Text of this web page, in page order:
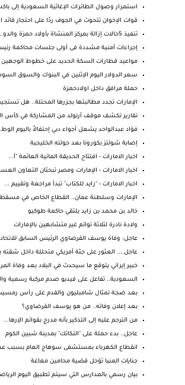
استمرار وصول الطائرات الإغاثية السعودية إلى
قوات الإخوان تتحوث في الجوف ردًا على احتجاز قائد
تنفيذ 5حالات إزالة بمركز المنشاة بأولاد حمزة والدو...
إجراءات أمنية مشددة فى أولى جلسات محاكمة
مواعيد قطارات السكة الحديد على خطوط الوجهين
سعر الدولار اليوم الإثنين في البنوك والسوق
حملة مرافق داخل اولادحمزة
الإمارات تجدد مطالبتها بجزرها المحتلة.. هل
تقارير تكشف موقف أرنولد من المشاركة في كأس
فؤاد عبدالواحد يشعل أجواء دبي إحتفالاً باليوم
إصابة شولتز بكورونا بعد جولته الخليجية
اخبار الامارات - افتتاح الحديقة المائية العائمة "أ...
اخبار الامارات - الإمارات ومصر تبحثان التعاون
اخبار الامارات - "زايد للكتاب" تبدأ مراجعة وتقييم ...
الإمارات وسلطنة عمان.. القطاع الخاص في
خالد بن محمد بن زايد يلتقي حاكمة طوكيو
ولادة نادرة لثلاثة توائم غير متشابهين بالإمارات
عاجل: وفاة يوسف القرضاوي الرئيس السابق للاتحاد
عاجل.... العثور على جثة أمريكي متحللة داخل شقته
خبير إيراني يتوقع ما سيحدث في البلاد بعد وفاة
السعودية.. تفاعل على فيديو صدم مركبة رسمية
بعد ضجة تمثال شامبليون والقدم على رأس
بعد إعلان وفاته.. من هو يوسف القرضاوي؟
من الترحم عليه إلى التذكير بأنه مدرج بقوائم الإرها...
عاجل.. بدء حملة على "التكاتك" بمدينة شبين الكوم
انقطاع الكهرباء بمستشفى سوهاج العام بسبب
جنايات المنيا تؤجل قضية محامين مغاغة
بيان رسمي بالمدارس التي سيتم تطبيق اليوم